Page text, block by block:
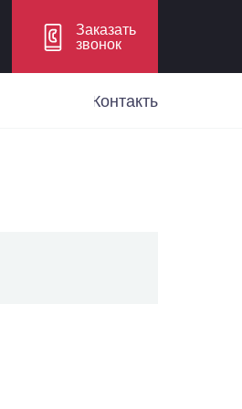
Заказать
звонок
Контакты